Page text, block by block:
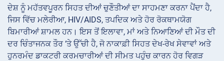
ਦੇਸ਼ ਨੂੰ ਮਹੱਤਵਪੂਰਨ ਸਿਹਤ ਦੀਆਂ ਚੁਣੌਤੀਆਂ ਦਾ ਸਾਹਮਣਾ ਕਰਨਾ ਪੈਂਦਾ ਹੈ,
ਜਿਸ ਵਿੱਚ ਮਲੇਰੀਆ, HIV/AIDS, ਤਪਦਿਕ ਅਤੇ ਹੋਰ ਰੋਕਥਾਮਯੋਗ
ਬਿਮਾਰੀਆਂ ਸ਼ਾਮਲ ਹਨ। ਇਸ ਤੋਂ ਇਲਾਵਾ, ਮਾਂ ਅਤੇ ਨਿਆਣਿਆਂ ਦੀ ਮੌਤ ਦੀ
ਦਰ ਚਿੰਤਾਜਨਕ ਤੌਰ ‘ਤੇ ਉੱਚੀ ਹੈ, ਜੋ ਨਾਕਾਫ਼ੀ ਸਿਹਤ ਦੇਖ-ਰੇਖ ਸੇਵਾਵਾਂ ਅਤੇ
ਹੁਨਰਮੰਦ ਡਾਕਟਰੀ ਕਰਮਚਾਰੀਆਂ ਦੀ ਸੀਮਤ ਪਹੁੰਚ ਕਾਰਨ ਹੋਰ ਵਿਗੜ